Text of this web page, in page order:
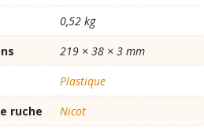
0,52 kg
219 × 38 × 3 mm
Plastique
ruche
Nicot